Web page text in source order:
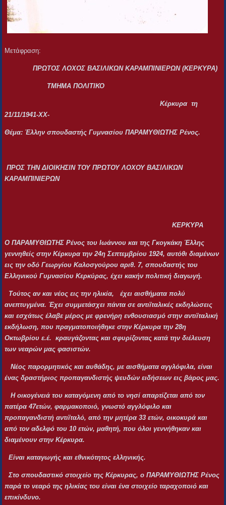
Μετάφραση:
ΠΡΩΤΟΣ ΛΟΧΟΣ ΒΑΣΙΛΙΚΩΝ ΚΑΡΑΜΠΙΝΙΕΡΩΝ (ΚΕΡΚΥΡΑ)
ΤΜΗΜΑ ΠΟΛΙΤΙΚΟ
Κέρκυρα τη
21/11/1941-ΧΧ-
Θέμα: Έλλην σπουδαστής Γυμνασίου ΠΑΡΑΜΥΘΙΩΤΗΣ Ρένος.
ΠΡΟΣ ΤΗΝ ΔΙΟΙΚΗΣΙΝ ΤΟΥ ΠΡΩΤΟΥ ΛΟΧΟΥ ΒΑΣΙΛΙΚΩΝ
ΚΑΡΑΜΠΙΝΙΕΡΩΝ
ΚΕΡΚΥΡΑ
Ο ΠΑΡΑΜΥΘΙΩΤΗΣ Ρένος του Ιωάννου και της Γκογκάκη Έλλης
γεννηθείς στην Κέρκυρα την 24η Σεπτεμβρίου 1924, αυτόθι διαμένων
εις την οδό Γεωργίου Καλοσγούρου αριθ. 7, σπουδαστής του
Ελληνικού Γυμνασίου Κερκύρας, έχει κακήν πολιτική διαγωγή.
Τούτος αν και νέος εις την ηλικία, έχει αισθήματα πολύ
ανεπτυγμένα. Έχει συμμετάσχει πάντα σε αντιϊταλικές εκδηλώσεις
και εσχάτως έλαβε μέρος με φρενήρη ενθουσιασμό στην αντιϊταλική
εκδήλωση, που πραγματοποιήθηκε στην Κέρκυρα την 28η
Οκτωβρίου ε.έ. κραυγάζοντας και σφυρίζοντας κατά την διέλευση
των νεαρών μας φασιστών.
Νέος παρορμητικός και αυθάδης, με αισθήματα αγγλόφιλα, είναι
ένας δραστήριος προπαγανδιστής ψευδών ειδήσεων εις βάρος μας.
Η οικογένειά του καταγόμενη από το νησί απαρτίζεται από τον
πατέρα 47ετών, φαρμακοποιό, γνωστό αγγλόφιλο και
προπαγανδιστή αντιϊταλό, από την μητέρα 33 ετών, οικοκυρά και
από τον αδελφό του 10 ετών, μαθητή, που όλοι γεννήθηκαν και
διαμένουν στην Κέρκυρα.
Είναι καταγωγής και εθνικότητος ελληνικής.
Στο σπουδαστικό στοιχείο της Κέρκυρας, ο ΠΑΡΑΜΥΘΙΩΤΗΣ Ρένος
παρά το νεαρό της ηλικίας του είναι ένα στοιχείο ταραχοποιό και
επικίνδυνο.